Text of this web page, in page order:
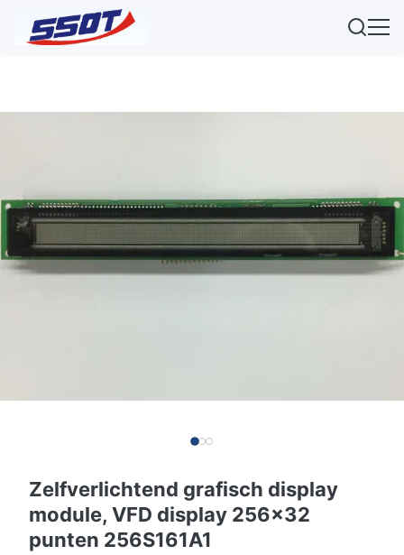
Zelfverlichtend grafisch display
module, VFD display 256x32
punten 256S161A1